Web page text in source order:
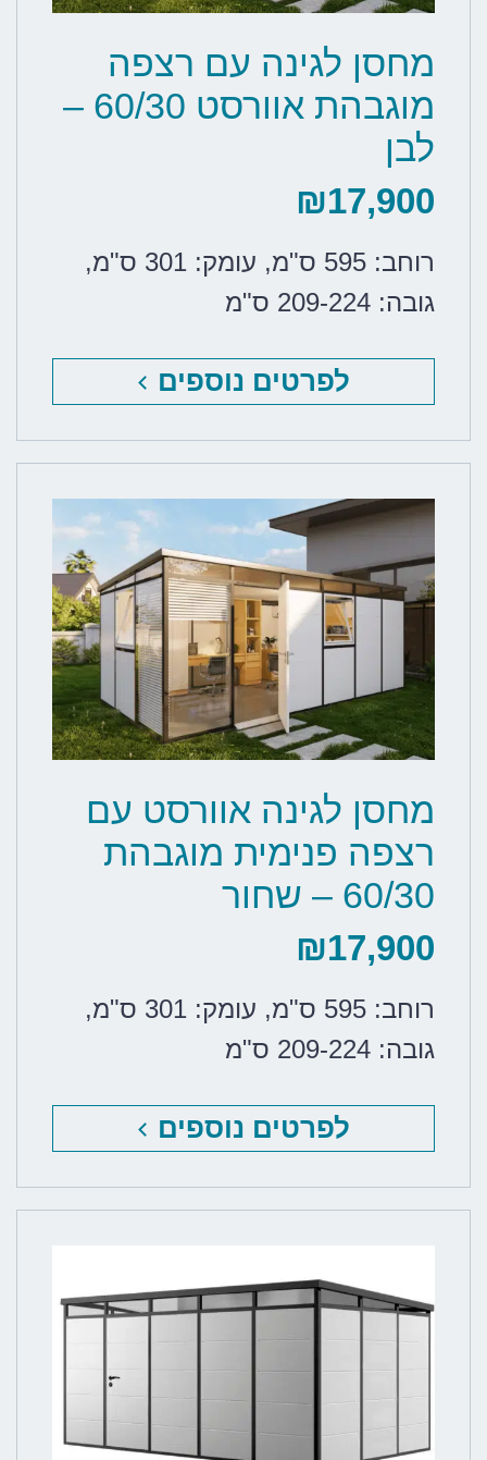
מחסן לגינה עם רצפה
מוגבהת אוורסט 60/30 –
לבן
₪17,900
רוחב: 595 ס"מ , עומק: 301 ס"מ
,
גובה: 209-224 ס"מ
לפרטים נוספים
מחסן לגינה אוורסט עם
רצפה פנימית מוגבהת
60/30 – שחור
₪17,900
רוחב: 595 ס"מ , עומק: 301 ס"מ
,
גובה: 209-224 ס"מ
לפרטים נוספים